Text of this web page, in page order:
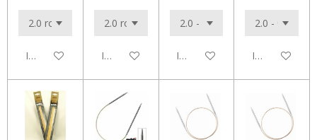
In winkelwagen In winkelwagen In winkelwagen In